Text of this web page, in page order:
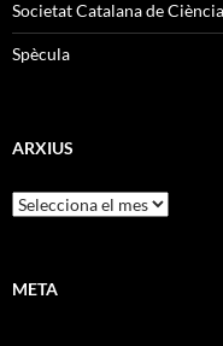
Societat Catalana de
Spècula
ARXIUS
Arxius
META